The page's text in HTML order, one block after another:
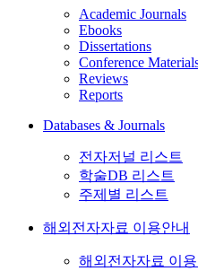
Academic Journals
Ebooks
Dissertations
Conference
Reviews
Reports
Databases & Journals
전자저널 리스트
학술DB 리스트
주제별 리스트
해외전자자료 이용안내
해외전자자료 이용